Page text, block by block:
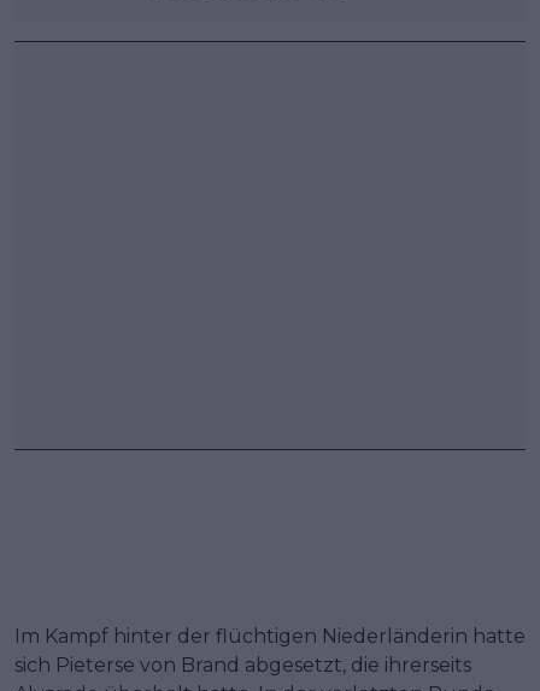
Im Kampf hinter der flüchtigen Niederländerin hatte
sich Pieterse von Brand abgesetzt, die ihrerseits